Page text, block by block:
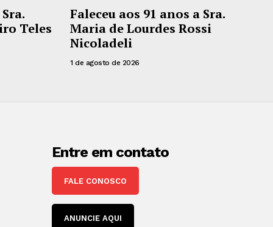
Teles
Faleceu aos 91 anos a Sra.
Maria de Lourdes Rossi
Nicoladeli
1 de agosto de 2026
Entre em contato
FALE CONOSCO
ANUNCIE AQUI